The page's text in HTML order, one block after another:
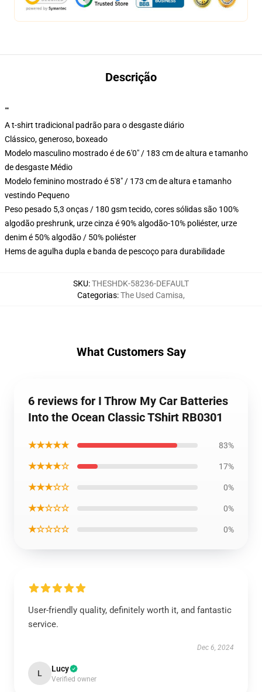
Descrição
""
A t-shirt tradicional padrão para o desgaste diário
Clássico, generoso, boxeado
Modelo masculino mostrado é de 6'0" / 183 cm de altura e tamanho
de desgaste Médio
Modelo feminino mostrado é 5'8" / 173 cm de altura e tamanho
vestindo Pequeno
Peso pesado 5,3 onças / 180 gsm tecido, cores sólidas são 100%
algodão preshrunk, urze cinza é 90% algodão-10% poliéster, urze
denim é 50% algodão / 50% poliéster
Hems de agulha dupla e banda de pescoço para durabilidade
SKU:THESHDK-58236-DEFAULT
Categorias:The Used Camisa,
What Customers Say
6 reviews for I Throw My Car Batteries
Into the Ocean Classic TShirt RB0301
★★★★★ 83%
★★★★☆ 17%
★★★☆☆ 0%
★★☆☆☆ 0%
★☆☆☆☆ 0%
User-friendly quality, definitely worth it, and fantastic
service.
Dec 6, 2024
L Lucy
Verified owner